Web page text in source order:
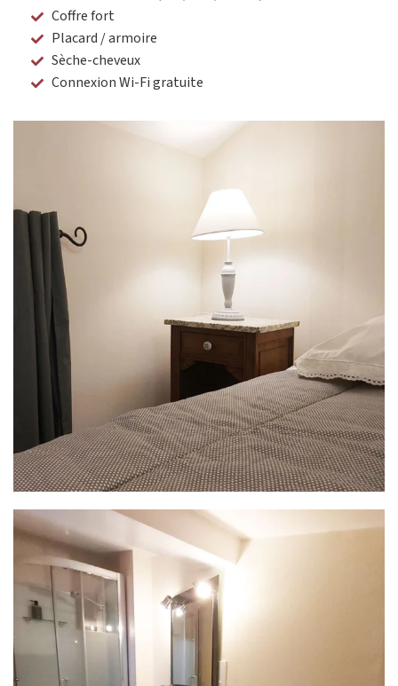
Coffre fort
Placard / armoire
Sèche-cheveux
Connexion Wi-Fi gratuite